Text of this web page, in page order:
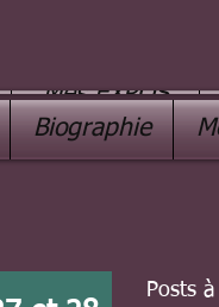
Mes EXPOS
Biographie
Posts